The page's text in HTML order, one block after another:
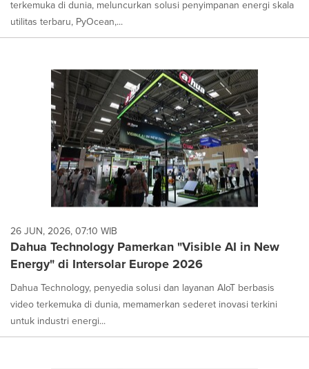
terkemuka di dunia, meluncurkan solusi penyimpanan energi skala
utilitas terbaru, PyOcean,...
26 JUN, 2026, 07:10 WIB
Dahua Technology Pamerkan "Visible AI in New
Energy" di Intersolar Europe 2026
Dahua Technology, penyedia solusi dan layanan AIoT berbasis
video terkemuka di dunia, memamerkan sederet inovasi terkini
untuk industri energi...